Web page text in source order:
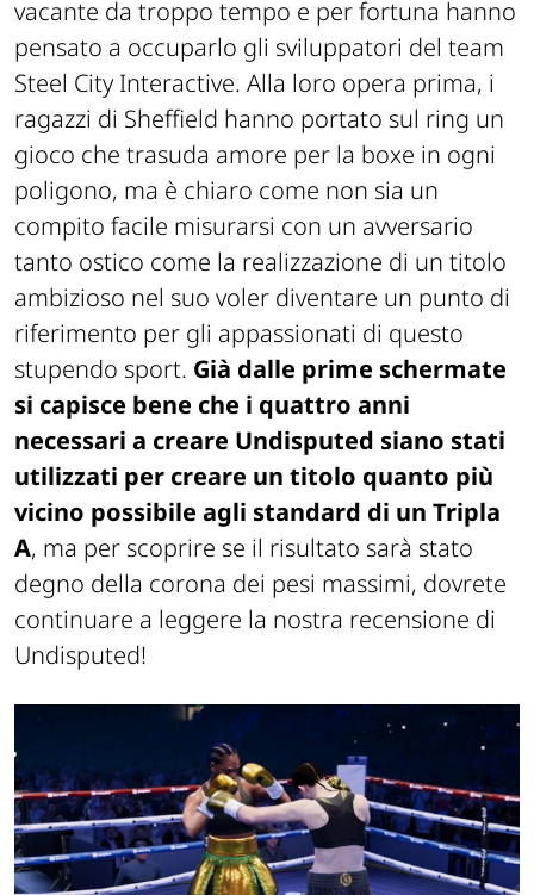
vacante da troppo tempo e per fortuna hanno
pensato a occuparlo gli sviluppatori del team
Steel City Interactive. Alla loro opera prima, i
ragazzi di Sheffield hanno portato sul ring un
gioco che trasuda amore per la boxe in ogni
poligono, ma è chiaro come non sia un
compito facile misurarsi con un avversario
tanto ostico come la realizzazione di un titolo
ambizioso nel suo voler diventare un punto di
riferimento per gli appassionati di questo
stupendo sport. Già dalle prime schermate
si capisce bene che i quattro anni
necessari a creare Undisputed siano stati
utilizzati per creare un titolo quanto più
vicino possibile agli standard di un Tripla
A, ma per scoprire se il risultato sarà stato
degno della corona dei pesi massimi, dovrete
continuare a leggere la nostra recensione di
Undisputed!